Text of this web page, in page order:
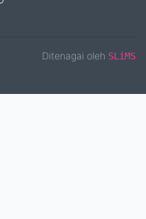
Ditenagai oleh SLiMS